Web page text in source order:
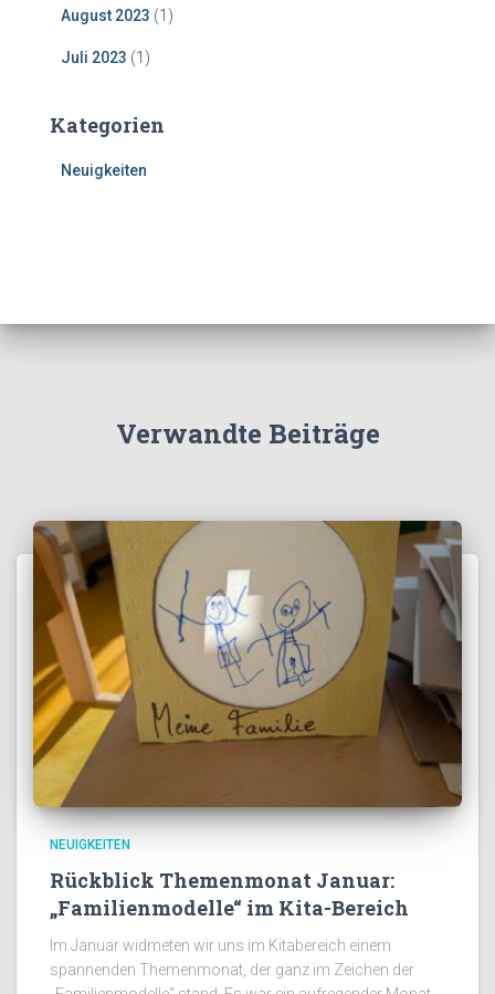
August 2023 (1)
Juli 2023 (1)
Kategorien
Neuigkeiten
Verwandte Beiträge
NEUIGKEITEN
Rückblick Themenmonat Januar:
„Familienmodelle“ im Kita-Bereich
Im Januar widmeten wir uns im Kitabereich einem
spannenden Themenmonat, der ganz im Zeichen der